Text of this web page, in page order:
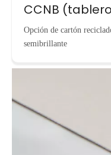
CCNB
Opción de cartón
semibrillante